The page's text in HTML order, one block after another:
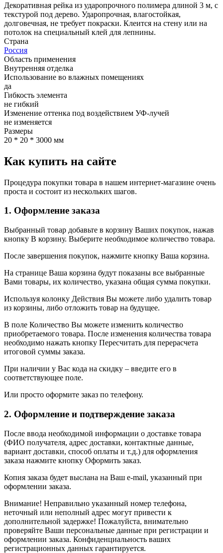
Декоративная рейка из ударопрочного полимера длиной 3 м, с
текстурой под дерево. Ударопрочная, влагостойкая,
долговечная, не требует покраски. Клеится на стену или на
потолок на специальный клей для лепнины.
Страна
Россия
Область применения
Внутренняя отделка
Использование во влажных помещениях
да
Гибкость элемента
не гибкий
Изменение оттенка под воздействием УФ-лучей
не изменяется
Размеры
20 * 20 * 3000 мм
Как купить на сайте
Процедура покупки товара в нашем интернет-магазине очень
проста и состоит из нескольких шагов.
1. Оформление заказа
Выбранный товар добавьте в корзину Ваших покупок, нажав
кнопку В корзину. Выберите необходимое количество товара.
После завершения покупок, нажмите кнопку Ваша корзина.
На странице Ваша корзина будут показаны все выбранные
Вами товары, их количество, указана общая сумма покупки.
Используя колонку Действия Вы можете либо удалить товар
из корзины, либо отложить товар на будущее.
В поле Количество Вы можете изменить количество
приобретаемого товара. После изменения количества товара
необходимо нажать кнопку Пересчитать для перерасчета
итоговой суммы заказа.
При наличии у Вас кода на скидку – введите его в
соответствующее поле.
Или просто оформите заказ по телефону.
2. Оформление и подтверждение заказа
После ввода необходимой информации о доставке товара
(ФИО получателя, адрес доставки, контактные данные,
вариант доставки, способ оплаты и т.д.) для оформления
заказа нажмите кнопку Оформить заказ.
Копия заказа будет выслана на Ваш e-mail, указанный при
оформлении заказа.
Внимание! Неправильно указанный номер телефона,
неточный или неполный адрес могут привести к
дополнительной задержке! Пожалуйста, внимательно
проверяйте Ваши персональные данные при регистрации и
оформлении заказа. Конфиденциальность ваших
регистрационных данных гарантируется.